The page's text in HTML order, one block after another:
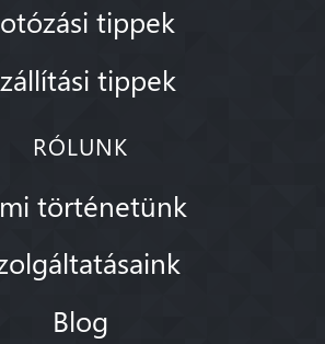
tippek
tippek
RÓLUNK
történetünk
Blog